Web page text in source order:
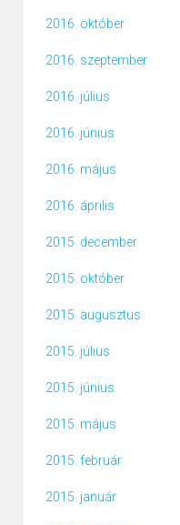
2016. október
2016. szeptember
2016. július
2016. június
2016. május
2016. április
2015. december
2015. október
2015. augusztus
2015. július
2015. június
2015. május
2015. február
2015. január